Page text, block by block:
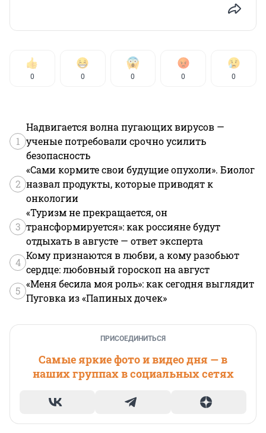
0 0 0 0 0
1
Надвигается волна пугающих вирусов —
ученые потребовали срочно усилить
безопасность
2
«Сами кормите свои будущие опухоли». Биолог
назвал продукты, которые приводят к
онкологии
3
«Туризм не прекращается, он
трансформируется»: как россияне будут
отдыхать в августе — ответ эксперта
4
Кому признаются в любви, а кому разобьют
сердце: любовный гороскоп на август
5
«Меня бесила моя роль»: как сегодня выглядит
Пуговка из «Папиных дочек»
ПРИСОЕДИНИТЬСЯ
Самые яркие фото и видео дня — в
наших группах в социальных сетях